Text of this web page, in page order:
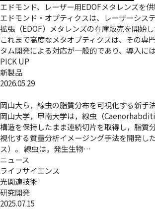
エドモンド、レーザー用EDOFメタレンズを
エドモンド・オプティクスは、レーザーシス
拡張（EDOF）メタレンズの在庫販売を開始し
これまで高度なメタオプティクスは、その専
タム開発による対応が一般的であり、導入に
PICK UP
新製品
2026.05.29
岡山大ら，線虫の脂質分布を可視化する新手
岡山大学，甲南大学は，線虫（
構造を保持したまま連続切片を取得し，脂質
視化する質量分析イメージング手法を開発し
ス）。 線虫は，発生生物…
ニュース
ライフサイエンス
光関連技術
研究開発
2025.07.15